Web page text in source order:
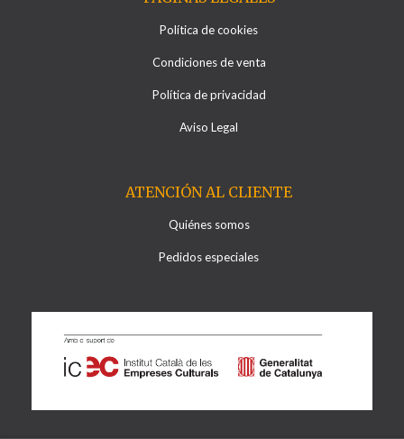
Política de cookies
Condiciones de venta
Política de privacidad
Aviso Legal
ATENCIÓN AL CLIENTE
Quiénes somos
Pedidos especiales